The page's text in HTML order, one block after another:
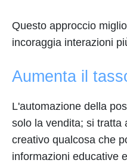
Questo approccio
incoraggia interazioni
Aumenta il
L'automazione della
solo la vendita; si tratta
creativo qualcosa che
informazioni educative